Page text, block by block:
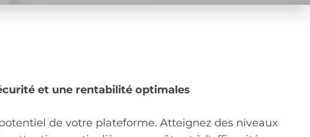
et une rentabilité optimales
de votre plateforme. Atteignez des niveaux